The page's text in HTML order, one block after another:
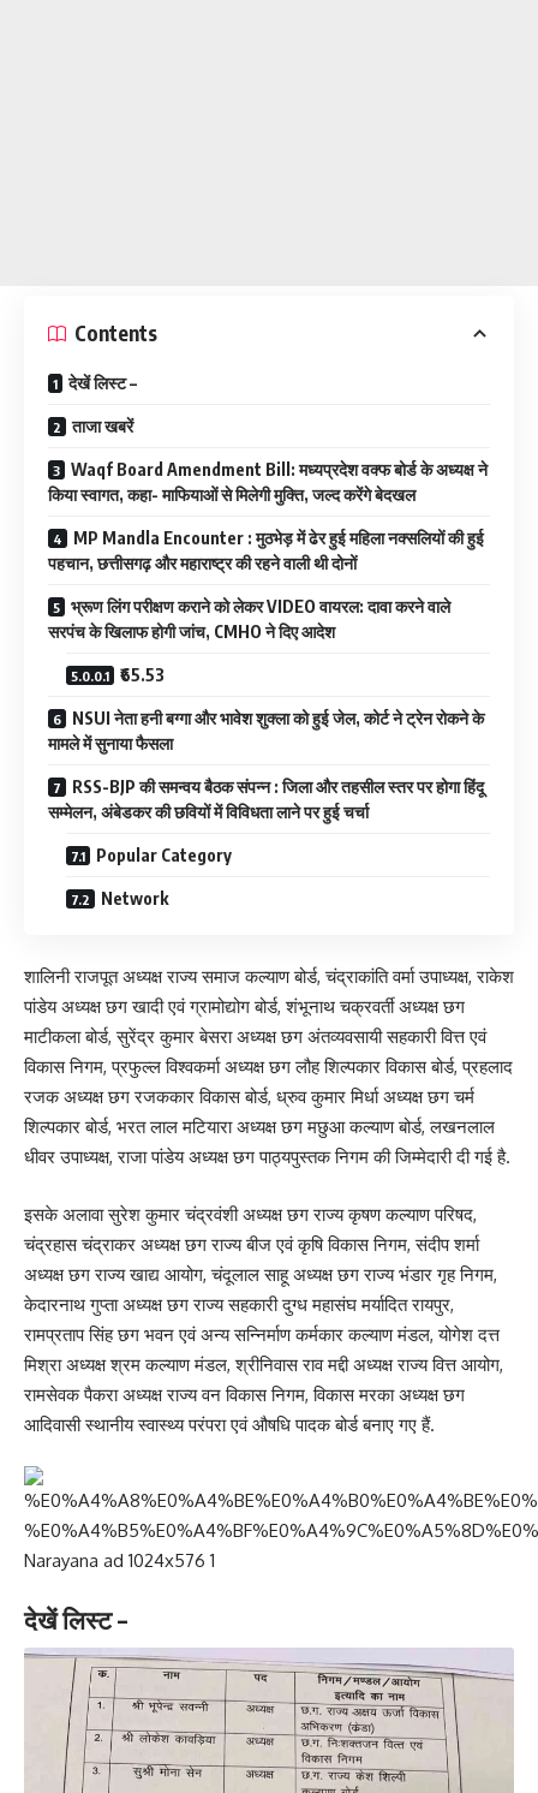
Contents
देखें लिस्ट –
ताजा खबरें
Waqf Board Amendment Bill: मध्यप्रदेश वक्फ बोर्ड के अध्यक्ष ने
किया स्वागत, कहा- माफियाओं से मिलेगी मुक्ति, जल्द करेंगे बेदखल
MP Mandla Encounter : मुठभेड़ में ढेर हुई महिला नक्सलियों की हुई
पहचान, छत्तीसगढ़ और महाराष्ट्र की रहने वाली थी दोनों
भ्रूण लिंग परीक्षण कराने को लेकर VIDEO वायरल: दावा करने वाले
सरपंच के खिलाफ होगी जांच, CMHO ने दिए आदेश
₹65.53
NSUI नेता हनी बग्गा और भावेश शुक्ला को हुई जेल, कोर्ट ने ट्रेन रोकने के
मामले में सुनाया फैसला
RSS-BJP की समन्वय बैठक संपन्न : जिला और तहसील स्तर पर होगा हिंदू
सम्मेलन, अंबेडकर की छवियों में विविधता लाने पर हुई चर्चा
Popular Category
Network
शालिनी राजपूत अध्यक्ष राज्य समाज कल्याण बोर्ड, चंद्राकांति वर्मा उपाध्यक्ष, राकेश
पांडेय अध्यक्ष छग खादी एवं ग्रामोद्योग बोर्ड, शंभूनाथ चक्रवर्ती अध्यक्ष छग
माटीकला बोर्ड, सुरेंद्र कुमार बेसरा अध्यक्ष छग अंतव्यवसायी सहकारी वित्त एवं
विकास निगम, प्रफुल्ल विश्वकर्मा अध्यक्ष छग लौह शिल्पकार विकास बोर्ड, प्रहलाद
रजक अध्यक्ष छग रजककार विकास बोर्ड, ध्रुव कुमार मिर्धा अध्यक्ष छग चर्म
शिल्पकार बोर्ड, भरत लाल मटियारा अध्यक्ष छग मछुआ कल्याण बोर्ड, लखनलाल
धीवर उपाध्यक्ष, राजा पांडेय अध्यक्ष छग पाठ्यपुस्तक निगम की जिम्मेदारी दी गई है.
इसके अलावा सुरेश कुमार चंद्रवंशी अध्यक्ष छग राज्य कृषण कल्याण परिषद,
चंद्रहास चंद्राकर अध्यक्ष छग राज्य बीज एवं कृषि विकास निगम, संदीप शर्मा
अध्यक्ष छग राज्य खाद्य आयोग, चंदूलाल साहू अध्यक्ष छग राज्य भंडार गृह निगम,
केदारनाथ गुप्ता अध्यक्ष छग राज्य सहकारी दुग्ध महासंघ मर्यादित रायपुर,
रामप्रताप सिंह छग भवन एवं अन्य सन्निर्माण कर्मकार कल्याण मंडल, योगेश दत्त
मिश्रा अध्यक्ष श्रम कल्याण मंडल, श्रीनिवास राव मद्दी अध्यक्ष राज्य वित्त आयोग,
रामसेवक पैकरा अध्यक्ष राज्य वन विकास निगम, विकास मरका अध्यक्ष छग
आदिवासी स्थानीय स्वास्थ्य परंपरा एवं औषधि पादक बोर्ड बनाए गए हैं.
देखें लिस्ट –